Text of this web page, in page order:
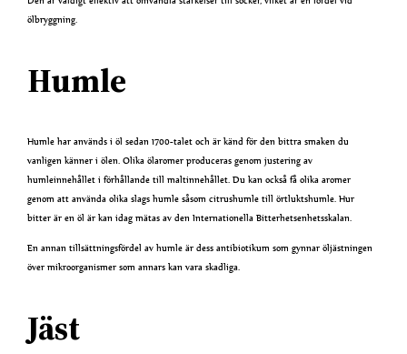
ölbryggning.
Humle
Humle har används i öl sedan 1700-talet och är känd för den bittra smaken du
vanligen känner i ölen. Olika ölaromer produceras genom justering av
humleinnehållet i förhållande till maltinnehållet. Du kan också få olika aromer
genom att använda olika slags humle såsom citrushumle till örtluktshumle. Hur
bitter är en öl är kan idag mätas av den Internationella Bitterhetsenhetsskalan.
En annan tillsättningsfördel av humle är dess antibiotikum som gynnar öljästningen
över mikroorganismer som annars kan vara skadliga.
Jäst